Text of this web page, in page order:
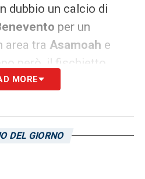
dubbio un calcio di
per un
area tra Asamoah e
però, il fischietto
per valutare quanto
suoi passi e annulla il
MORE
DEL GIORNO